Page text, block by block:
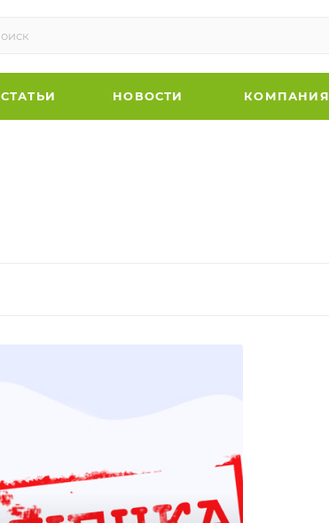
СТАТЬИ НОВОСТИ КОМПАНИЯ